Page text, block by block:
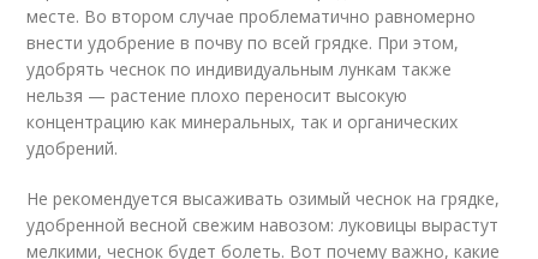
месте. Во втором случае проблематично равномерно
внести удобрение в почву по всей грядке. При этом,
удобрять чеснок по индивидуальным лункам также
нельзя — растение плохо переносит высокую
концентрацию как минеральных, так и органических
удобрений.
Не рекомендуется высаживать озимый чеснок на грядке,
удобренной весной свежим навозом: луковицы вырастут
мелкими, чеснок будет болеть. Вот почему важно, какие